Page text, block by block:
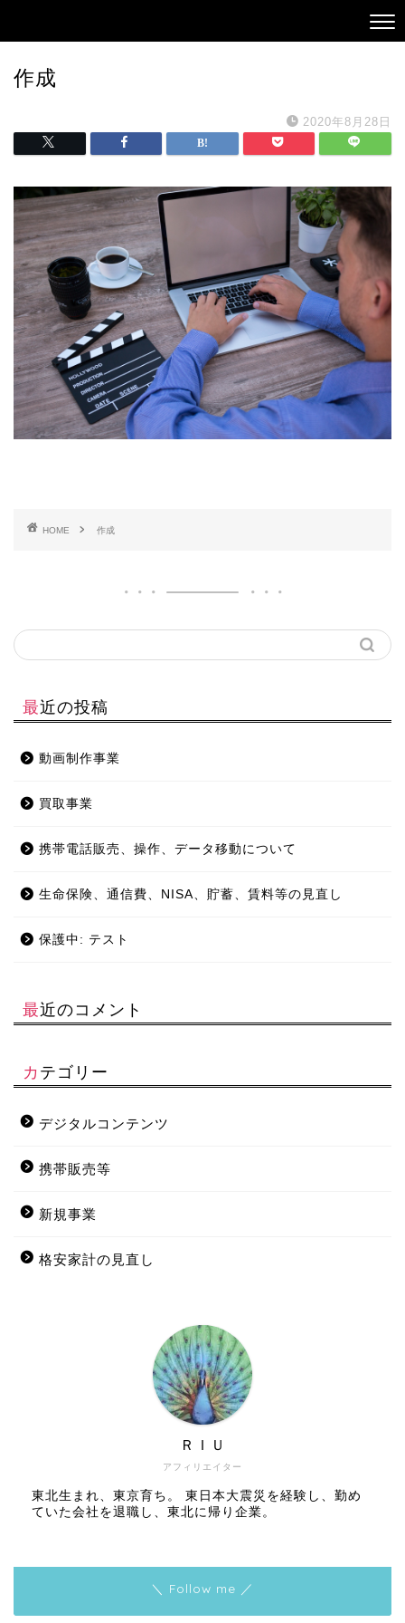
作成
2020年8月28日
HOME 作成
最近の投稿
動画制作事業
買取事業
携帯電話販売、操作、データ移動について
生命保険、通信費、NISA、貯蓄、賃料等の見直し
保護中: テスト
最近のコメント
カテゴリー
デジタルコンテンツ
携帯販売等
新規事業
格安家計の見直し
アフィリエイター
ＲＩＵ
東北生まれ、東京育ち。 東日本大震災を経験し、勤め
ていた会社を退職し、東北に帰り企業。
＼ Follow me ／